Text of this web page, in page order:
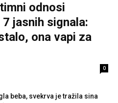
odnosi
jasnih signala:
ona vapi za
0
beba, svekrva je tražila sina